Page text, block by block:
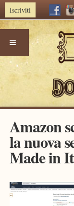
Iscriviti
contentAmazon
la nuova
Made in